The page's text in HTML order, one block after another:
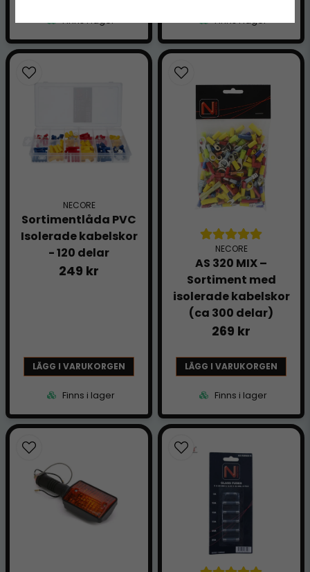
Finns i lager Finns i lager
NECORE
Sortimentlåda PVC
Isolerade kabelskor
- 120 delar
249 kr
LÄGG I VARUKORGEN
Finns i lager
NECORE
AS 320 MIX –
Sortiment med
isolerade kabelskor
(ca 300 delar)
269 kr
LÄGG I VARUKORGEN
Finns i lager